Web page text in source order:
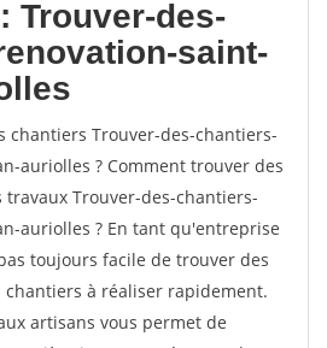
Trouver-des-
saint-
chantiers Trouver-des-chantiers-
auriolles ? Comment trouver des
Trouver-des-chantiers-
auriolles ? En tant qu'entreprise
toujours facile de trouver des
à réaliser rapidement.
artisans vous permet de